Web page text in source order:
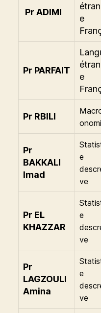
Pr ADIMI
e
Pr PARFAIT
e
Pr RBILI
Pr
BAKKALI
Imad
e
ve
Pr EL
KHAZZAR
e
ve
Pr
LAGZOULI
Amina
e
ve